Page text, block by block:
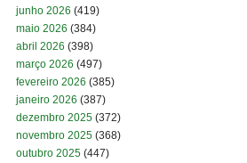
junho 2026 (419)
maio 2026 (384)
abril 2026 (398)
março 2026 (497)
fevereiro 2026 (385)
janeiro 2026 (387)
dezembro 2025 (372)
novembro 2025 (368)
outubro 2025 (447)